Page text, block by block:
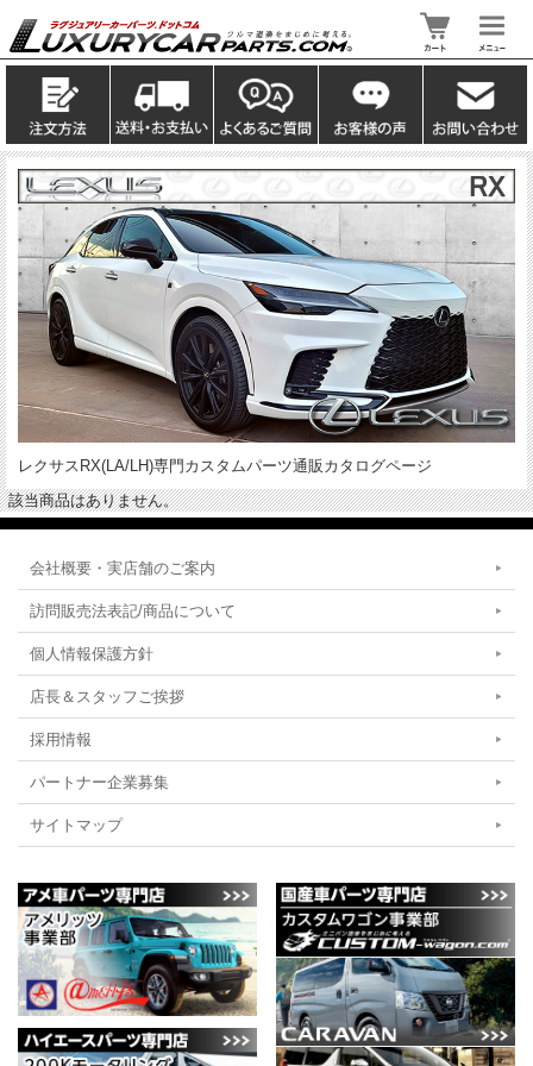
レクサスRX(LA/LH)専門カスタムパーツ通販カタログページ
該当商品はありません。
会社概要・実店舗のご案内
訪問販売法表記/商品について
個人情報保護方針
店長＆スタッフご挨拶
採用情報
パートナー企業募集
サイトマップ